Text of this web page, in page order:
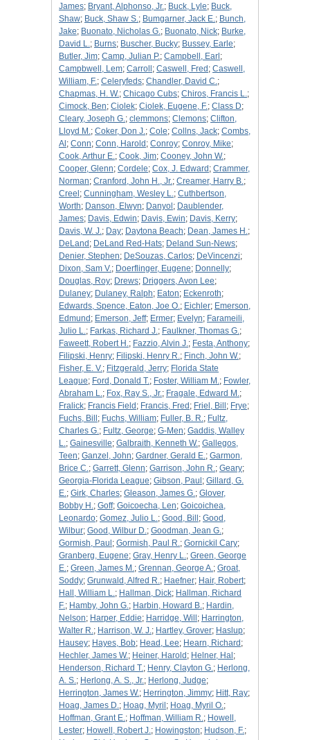
James; Bryant, Alphonso, Jr.; Buck, Lyle; Buck,
Shaw; Buck, Shaw S.; Bumgarner, Jack E.; Bunch,
Jake; Buonato, Nicholas G.; Buonato, Nick; Burke,
David L.; Burns; Buscher, Bucky; Bussey, Earle;
Butler, Jim; Camp, Julian P.; Campbell, Earl ;
Campbwell, Lem; Carroll ; Caswell, Fred ; Caswell,
William, F.; Celeryfeds; Chandler, David C.;
Chapmas, H. W.; Chicago Cubs; Chiros, Francis L.;
Cimock, Ben; Ciolek; Ciolek, Eugene, F.; Class D;
Cleary, Joseph G.; clemmons; Clemons; Clifton,
Lloyd M.; Coker, Don J.; Cole; Collns, Jack; Combs,
Al ; Conn; Conn, Harold ; Conroy; Conroy, Mike;
Cook, Arthur E.; Cook, Jim; Cooney, John W.;
Cooper, Glenn; Cordele; Cox, J. Edward ; Crammer,
Norman; Cranford, John H., Jr.; Creamer, Harry B.;
Creel ; Cunningham, Wesley L.; Cuthbertson,
Worth; Danson, Elwyn; Danyol ; Daublender,
James; Davis, Edwin; Davis, Ewin; Davis, Kerry;
Davis, W. J.; Day; Daytona Beach; Dean, James H.;
DeLand ; DeLand Red-Hats; Deland Sun-News;
Denier, Stephen; DeSouzas, Carlos; DeVincenzi;
Dixon, Sam V.; Doerflinger, Eugene; Donnelly;
Douglas, Roy; Drews; Driggers, Avon Lee;
Dulaney; Dulaney, Ralph; Eaton; Eckenroth;
Edwards, Spence, Eaton, Joe O.; Eichler; Emerson,
Edmund ; Emerson, Jeff; Ermer; Evelyn; Farameili,
Julio L.; Farkas, Richard J.; Faulkner, Thomas G.;
Faweett, Robert H.; Fazzio, Alvin J.; Festa, Anthony;
Filipski, Henry; Filipski, Henry R.; Finch, John W.;
Fisher, E. V.; Fitzgerald, Jerry; Florida State
League; Ford, Donald T.; Foster, William M.; Fowler,
Abraham L.; Fox, Ray S., Jr.; Fragale, Edward M.;
Fralick; Francis Field ; Francis, Fred ; Friel, Bill ; Frye;
Fuchs, Bill ; Fuchs, William; Fuller, B. R.; Fultz,
Charles G.; Fultz, George; G-Men; Gaddis, Walley
L.; Gainesville; Galbraith, Kenneth W.; Gallegos,
Teen; Ganzel, John; Gardner, Gerald E.; Garmon,
Brice C.; Garrett, Glenn; Garrison, John R.; Geary;
Georgia-Florida League; Gibson, Paul ; Gillard, G.
E.; Girk, Charles; Gleason, James G.; Glover,
Bobby H.; Goff; Goicoecha, Len; Goicoichea,
Leonardo; Gomez, Julio L.; Good, Bill ; Good,
Wilbur; Good, Wilbur D.; Goodman, Jean G.;
Gormish, Paul ; Gormish, Paul R.; Gornickil Cary;
Granberg, Eugene; Gray, Henry L.; Green, George
E.; Green, James M.; Grennan, George A.; Groat,
Soddy; Grunwald, Alfred R.; Haefner; Hair, Robert;
Hall, William L.; Hallman, Dick; Hallman, Richard
F.; Hamby, John G.; Harbin, Howard B.; Hardin,
Nelson; Harper, Eddie; Harridge, Will ; Harrington,
Walter R.; Harrison, W. J.; Hartley, Grover; Haslup;
Hausey; Hayes, Bob; Head, Lee; Hearn, Richard ;
Hechler, James W.; Heiner, Harold ; Helner, Hal ;
Henderson, Richard T.; Henry, Clayton G.; Herlong,
A. S.; Herlong, A. S., Jr.; Herlong, Judge;
Herrington, James W.; Herrington, Jimmy; Hitt, Ray;
Hoag, James D.; Hoag, Myril ; Hoag, Myril O.;
Hoffman, Grant E.; Hoffman, William R.; Howell,
Lester; Howell, Robert J.; Howingston; Hudson, F.;